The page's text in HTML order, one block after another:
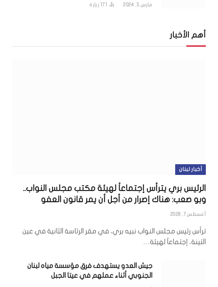
مارس 5, 2024 171 زيارة
أهم الأخبار
أخبار لبنان
الرئيس بري يترأس إجتماعاً لهيئة مكتب مجلس النواب..
وبو صعب: هناك إصرار من أجل أن يمر قانون العفو
أغسطس 7, 2026
ترأس رئيس مجلس النواب نبيه بري، في مقر الرئاسة الثانية في عين
التينة، إجتماعاً لهيئة…
جيش العدو يستهدف فرق مؤسسة مياه لبنان
الجنوبي أثناء عملهم في عيتا الجبل